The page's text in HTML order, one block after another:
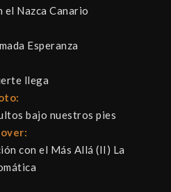
el Nazca Canario
Esperanza
llega
bajo nuestros pies
con el Más Allá (II) La